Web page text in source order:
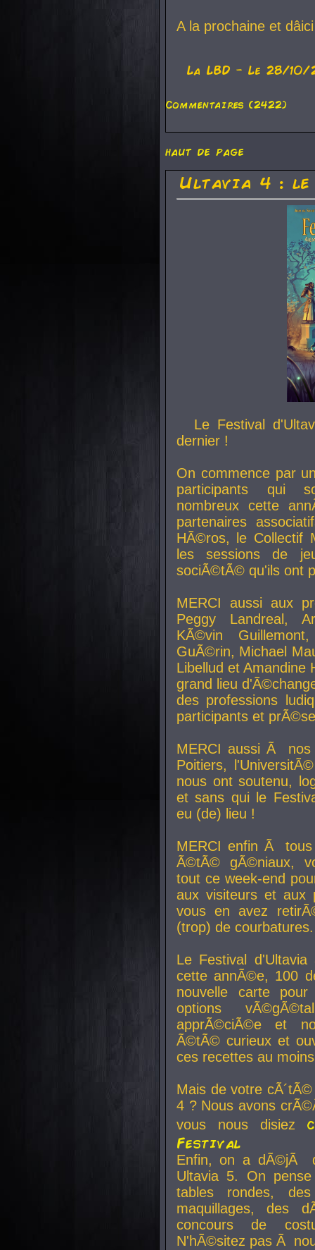
A la prochaine et
La LBD - Le 28/10/
Commentaires (2422)
haut de page
Ultavia 4 :
Le Festival
dernier !
On commence par
participants qui
nombreux cette
partenaires
HÃ©ros, le Collectif
les sessions de
sociÃ©tÃ© qu'ils ont
MERCI aussi aux
Peggy Landreal,
KÃ©vin
GuÃ©rin, Michael
Libellud et Amandine
grand lieu
des professions
participants et
MERCI aussi Ã nos
Poitiers,
nous ont soutenu,
et sans qui le
eu (de) lieu !
MERCI enfin Ã
Ã©tÃ© gÃ©niaux,
tout ce week-end
aux visiteurs et aux
vous en avez
(trop) de courbatures.
Le Festival
cette annÃ©e, 100
nouvelle carte
options
apprÃ©ciÃ©e et
Ã©tÃ© curieux et
ces recettes au
Mais de votre
4 ? Nous avons
vous nous disiez
Festival
Enfin, on a dÃ©jÃ
Ultavia 5. On
tables rondes,
maquillages, des
concours de
N'hÃ©sitez pas Ã